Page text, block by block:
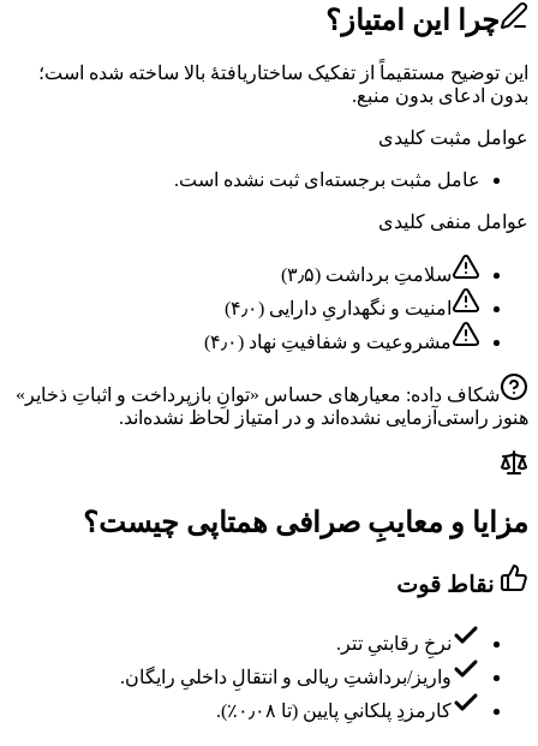
چرا این امتیاز؟
این توضیح مستقیماً از تفکیک ساختاریافتهٔ بالا ساخته شده است؛
بدون ادعای بدون منبع.
عوامل مثبت کلیدی
عامل مثبت برجسته‌ای ثبت نشده است.
عوامل منفی کلیدی
سلامتِ برداشت (۳٫۵)
امنیت و نگهداریِ دارایی (۴٫۰)
مشروعیت و شفافیتِ نهاد (۴٫۰)
شکاف داده: معیارهای حساس «توانِ بازپرداخت و اثباتِ ذخایر »
هنوز راستی‌آزمایی نشده‌اند و در امتیاز لحاظ نشده‌اند.
مزایا و معایبِ صرافی همتاپی چیست؟
نقاط قوت
نرخِ رقابتیِ تتر.
واریز/برداشتِ ریالی و انتقالِ داخلیِ رایگان.
کارمزدِ پلکانیِ پایین (تا ۰٫۰۸٪).